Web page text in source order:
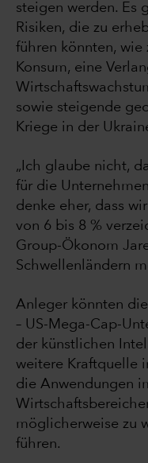
steigen werden. Es
Risiken, die zu
führen könnten, wie
Konsum, eine
sowie steigende
Kriege in der
„Ich glaube nicht,
für die
denke eher, dass
von 6 bis 8 %
Group-Ökonom
Schwellenländern
Anleger könnten
– US-Mega-Cap-
der künstlichen
weitere Kraftquelle
die Anwendungen
möglicherweise zu
führen.